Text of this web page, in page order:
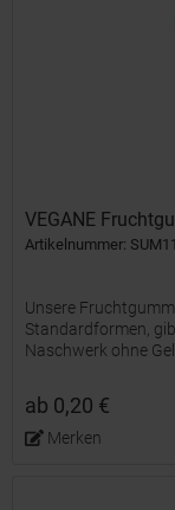
VEGANE
Artikelnummer:
Unsere
Standardformen,
Naschwerk ohne
gemischt und...
ab 0,20 €
Merken